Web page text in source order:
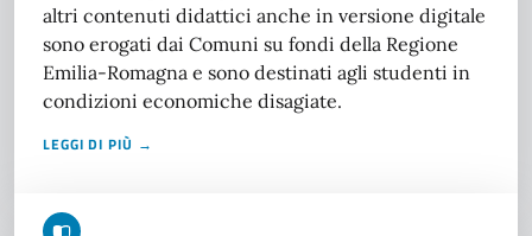
altri contenuti didattici anche in versione digitale
sono erogati dai Comuni su fondi della Regione
Emilia-Romagna e sono destinati agli studenti in
condizioni economiche disagiate.
LEGGI DI PIÙ →